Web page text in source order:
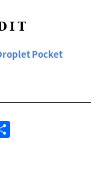
Pocket